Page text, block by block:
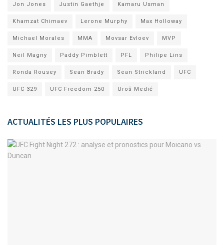
Jon Jones Justin Gaethje Kamaru Usman
Khamzat Chimaev Lerone Murphy Max Holloway
Michael Morales MMA Movsar Evloev MVP
Neil Magny Paddy Pimblett PFL Philipe Lins
Ronda Rousey Sean Brady Sean Strickland UFC
UFC 329 UFC Freedom 250 Uroš Medić
ACTUALITÉS LES PLUS POPULAIRES